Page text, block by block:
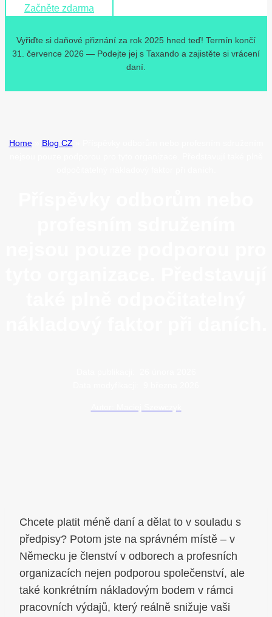
Začněte zdarma
Vyřiďte si daňové přiznání za rok 2025 hned teď! Termín končí
31. července 2026 — Podejte jej s Taxando a zajistěte si vrácení
daní.
Home» Blog CZ
Chcete platit méně daní a dělat to v souladu s
předpisy? Potom jste na správném místě – v
Německu je členství v odborech a profesních
organizacích nejen podporou společenství, ale
také konkrétním nákladovým bodem v rámci
pracovních výdajů, který reálně snižuje vaši